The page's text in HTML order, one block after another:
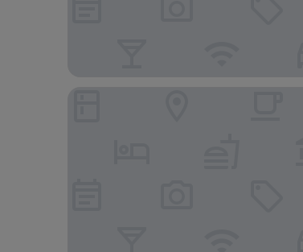
Executive Inn & Suites Embarcadero Cove